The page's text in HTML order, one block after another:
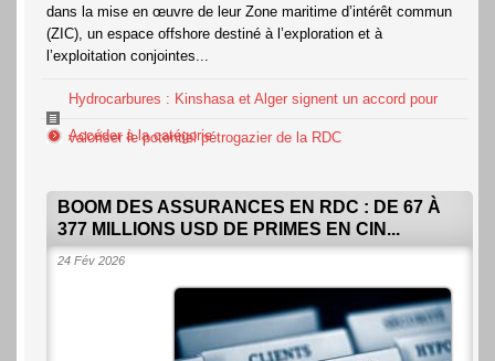
dans la mise en œuvre de leur Zone maritime d’intérêt commun
(ZIC), un espace offshore destiné à l’exploration et à
l’exploitation conjointes...
Hydrocarbures : Kinshasa et Alger signent un accord pour
valoriser le potentiel pétrogazier de la RDC
Accéder à la catégorie
BOOM DES ASSURANCES EN RDC : DE 67 À
377 MILLIONS USD DE PRIMES EN CIN...
24 Fév 2026